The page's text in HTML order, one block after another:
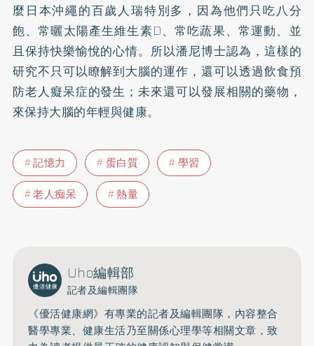
麼日本沖繩的百歲人瑞特別多，因為他們只吃八分
飽、常曬太陽產生維生素D、常吃蔬果、常運動、並
且保持快樂愉悅的心情。所以潘尼博士認為，這樣的
研究不只可以瞭解到大腦的運作，還可以透過飲食預
防老人癡呆症的發生；未來還可以發展相關的藥物，
來保持大腦的年輕與健康。
記憶力 蛋白質
學習
老人痴呆
熱量
Uho編輯部
記者及編輯團隊
《優活健康網》有專業的記者及編輯團隊，內容整合
醫學專業、健康生活乃至關係心理學等相關文章，致